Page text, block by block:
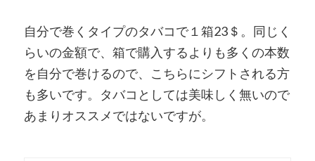
自分で巻くタイプのタバコで１箱23＄。同じく
らいの金額で、箱で購入するよりも多くの本数
を自分で巻けるので、こちらにシフトされる方
も多いです。タバコとしては美味しく無いので
あまりオススメではないですが。